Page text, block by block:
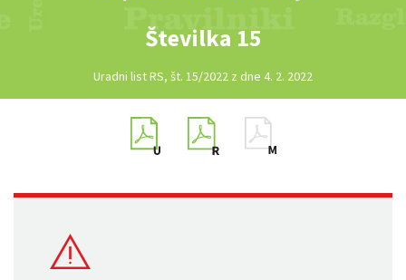
Številka 15
Uradni list RS, št. 15/2022 z dne 4. 2. 2022